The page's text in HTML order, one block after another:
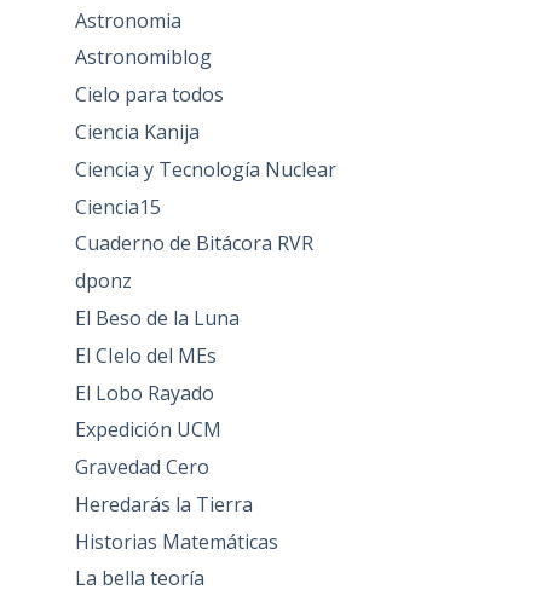
Astronomia
Astronomiblog
Cielo para todos
Ciencia Kanija
Ciencia y Tecnología Nuclear
Ciencia15
Cuaderno de Bitácora RVR
dponz
El Beso de la Luna
El CIelo del MEs
El Lobo Rayado
Expedición UCM
Gravedad Cero
Heredarás la Tierra
Historias Matemáticas
La bella teoría